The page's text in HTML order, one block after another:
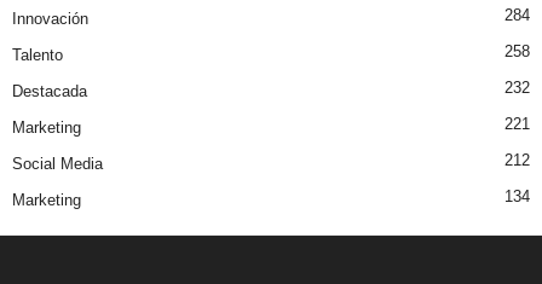
Innovación 284
Talento 258
Destacada 232
Marketing 221
Social Media 212
Marketing 134